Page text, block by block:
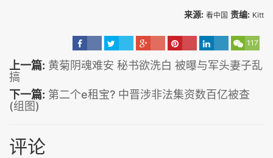
来源: 看中国 责编: Kitt
117
上一篇: 黄菊阴魂难安 秘书欲洗白 被曝与军头妻子乱
搞
下一篇: 第二个e租宝? 中晋涉非法集资数百亿被查
(组图)
评论